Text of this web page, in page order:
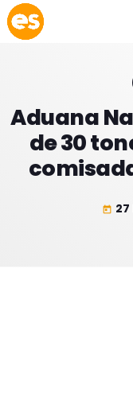
play_arrow EMISIÓN LA
play_arrow EMISIÓN
Aduana
de 30
today 27